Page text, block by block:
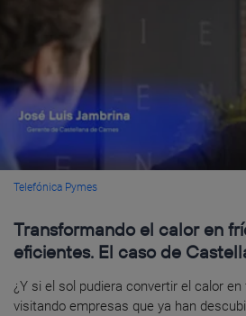
Telefónica Pymes
Transformando el calor en
eficientes. El caso de
¿Y si el sol pudiera convertir el calor
visitando empresas que ya han